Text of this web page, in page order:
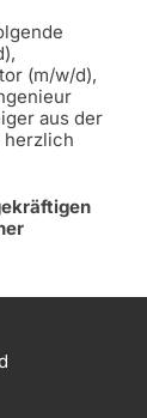
(m/w/d),
aus der
herzlich